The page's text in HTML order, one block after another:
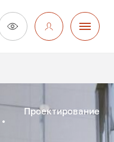
Проектирование